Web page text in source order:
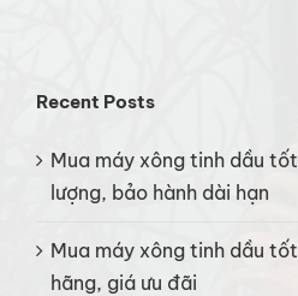
Recent Posts
Mua máy xông tinh dầu
lượng, bảo hành dài hạn
Mua máy xông tinh dầu
hãng, giá ưu đãi